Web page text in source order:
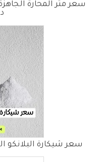
سعر متر المحارة
سعر شيكارة